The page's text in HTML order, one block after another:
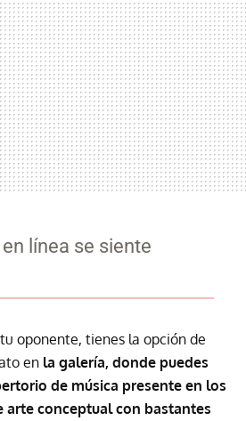
línea se siente
oponente, tienes la opción de
en la galería, donde puedes
de música presente en los
arte conceptual con bastantes